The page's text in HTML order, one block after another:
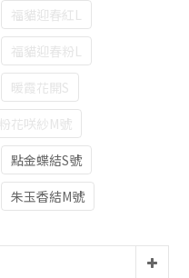
福貓迎春紅L
福貓迎春粉L
暖霞花開S
粉花咲紗M號
點金蝶結S號
朱玉香結M號